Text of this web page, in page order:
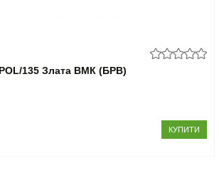
135 Злата ВМК (БРВ)
КУПИТИ